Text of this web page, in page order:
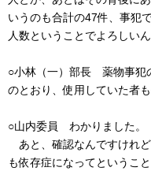
いうのも合計の47件、事犯
人数ということでよろしいん
○小林（一）部長 薬物事犯
のとおり、使用していた者
○山内委員 わかりました。
あと、確認なんですけれ
も依存症になってというこ